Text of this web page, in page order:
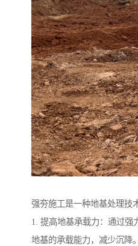
强夯施工是一种地基处理技
1. 提高地基承载力：通过强
地基的承载能力，减少沉降。